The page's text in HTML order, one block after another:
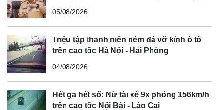
05/08/2026
Triệu tập thanh niên ném đá vỡ kính ô tô
trên cao tốc Hà Nội - Hải Phòng
04/08/2026
Hết ga hết số: Nữ tài xế 9x phóng 156km/h
trên cao tốc Nội Bài - Lào Cai